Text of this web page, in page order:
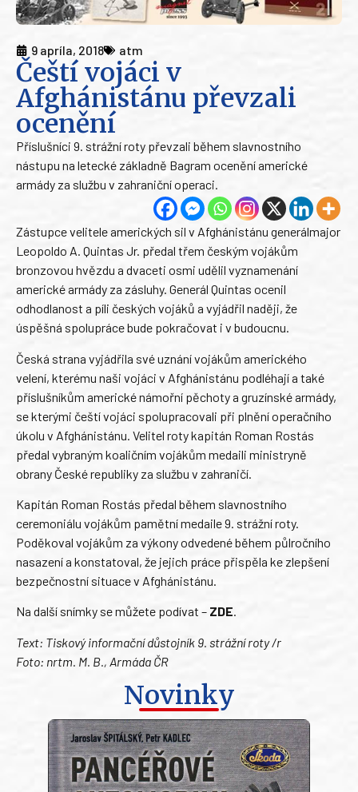
9 apríla, 2018 atm
Čeští vojáci v
Afghánistánu převzali
ocenění
Příslušníci 9. strážní roty převzali během slavnostního
nástupu na letecké základně Bagram ocenění americké
armády za službu v zahraniční operaci.
Zástupce velitele amerických sil v Afghánistánu generálmajor
Leopoldo A. Quintas Jr. předal třem českým vojákům
bronzovou hvězdu a dvaceti osmi udělil vyznamenání
americké armády za zásluhy. Generál Quintas ocenil
odhodlanost a píli českých vojáků a vyjádřil naději, že
úspěšná spolupráce bude pokračovat i v budoucnu.
Česká strana vyjádřila své uznání vojákům amerického
velení, kterému naši vojáci v Afghánistánu podléhají a také
příslušníkům americké námořní pěchoty a gruzínské armády,
se kterými čeští vojáci spolupracovali při plnění operačního
úkolu v Afghánistánu. Velitel roty kapitán Roman Rostás
předal vybraným koaličním vojákům medaili ministryně
obrany České republiky za službu v zahraničí.
Kapitán Roman Rostás předal během slavnostního
ceremoniálu vojákům pamětní medaile 9. strážní roty.
Poděkoval vojákům za výkony odvedené během půlročního
nasazení a konstatoval, že jejich práce přispěla ke zlepšení
bezpečnostní situace v Afghánistánu.
Na další snímky se můžete podívat – ZDE.
Text: Tiskový informační důstojník 9. strážní roty /r
Foto: nrtm. M. B., Armáda ČR
Novinky